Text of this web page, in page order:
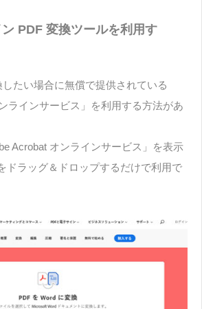
PDF 変換ツールを利用す
たい場合に無償で提供されている
ラインサービス」を利用する方法があ
Acrobat オンラインサービス」を表示
ドラッグ＆ドロップするだけで利用で